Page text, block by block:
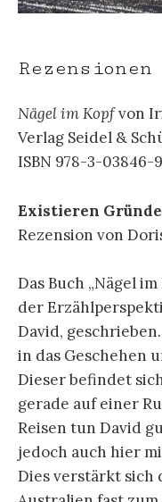
Rezensionen
Nägel im Kopfvon
Verlag Seidel &
ISBN 978-3-03846-
Existieren
Rezension von
Das Buch „Nägel
der
David,
in das Geschehen
Dieser befindet
gerade auf einer
Reisen tun David
jedoch auch hier
Dies verstärkt sich